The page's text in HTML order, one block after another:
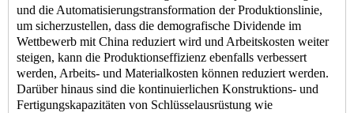
und die Automatisierungstransformation der Produktionslinie,
um sicherzustellen, dass die demografische Dividende im
Wettbewerb mit China reduziert wird und Arbeitskosten weiter
steigen, kann die Produktionseffizienz ebenfalls verbessert
werden, Arbeits- und Materialkosten können reduziert werden.
Darüber hinaus sind die kontinuierlichen Konstruktions- und
Fertigungskapazitäten von Schlüsselausrüstung wie